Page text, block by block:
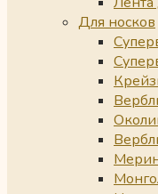
Для носков